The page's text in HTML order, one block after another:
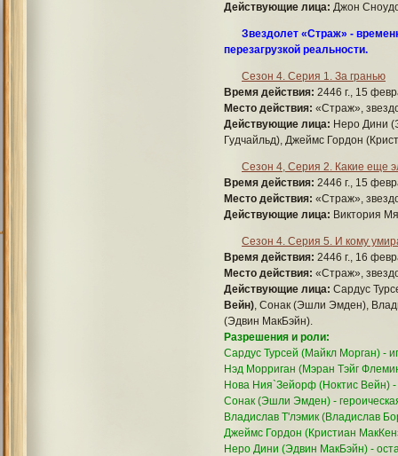
Действующие лица: Джон
Звездолет «Страж» -
перезагрузкой реальности.
Сезон 4. Серия 1. За гранью
Время действия: 2446 г., 15
Место действия: «Страж»,
Действующие лица: Неро Дини
Гудчайльд), Джеймс Гордон
Сезон 4, Серия 2. Какие еще
Время действия: 2446 г., 15
Место действия: «Страж»,
Действующие лица: Виктория
Сезон 4. Серия 5. И кому
Время действия: 2446 г., 16
Место действия: «Страж»,
Действующие лица: Сардус
Вейн) , Сонак (Эшли Эмден),
(Эдвин МакБэйн).
Разрешения и роли:
Сардус Турсей (Майкл Морган) -
Нэд Морриган (Мэран Тэйг
Нова Ния`Зейорф (Ноктис Вейн) -
Сонак (Эшли Эмден) -
Владислав Т'лэмик (Владислав
Джеймс Гордон (Кристиан
Неро Дини (Эдвин МакБэйн) -